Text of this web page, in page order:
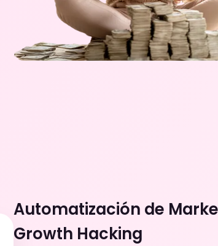
Automatización de
Growth Hacking